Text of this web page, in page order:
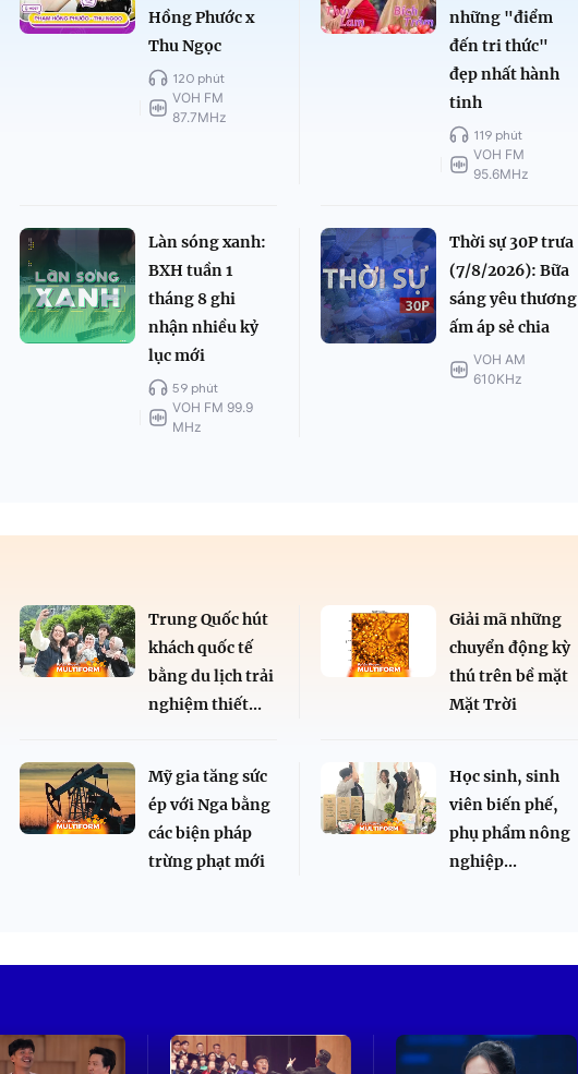
Hồng Phước x
Thu Ngọc
120 phút
VOH FM
87.7MHz
những "điểm
đến tri thức"
đẹp nhất hành
tinh
119 phút
VOH FM
95.6MHz
Làn sóng xanh:
BXH tuần 1
tháng 8 ghi
nhận nhiều kỷ
lục mới
59 phút
VOH FM 99.9
MHz
Thời sự 30P trưa
(7/8/2026): Bữa
sáng yêu thương
ấm áp sẻ chia
VOH AM
610KHz
Trung Quốc hút
khách quốc tế
bằng du lịch trải
nghiệm thiết...
Giải mã những
chuyển động kỳ
thú trên bề mặt
Mặt Trời
Mỹ gia tăng sức
ép với Nga bằng
các biện pháp
trừng phạt mới
Học sinh, sinh
viên biến phế,
phụ phẩm nông
nghiệp...